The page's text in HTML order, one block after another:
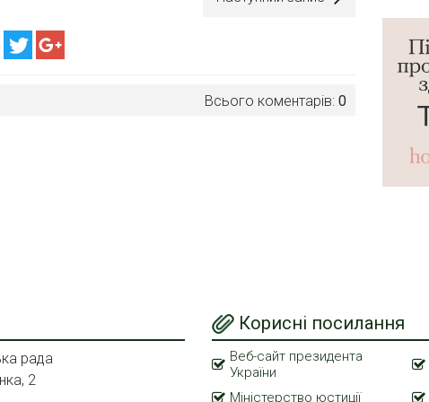
Всього коментарів: 0
рада
2
Корисні посилання
Веб-сайт президента
України
Міністерство юстиції